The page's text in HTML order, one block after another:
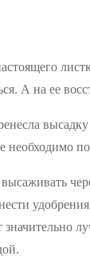
А на ее
необходимо
значительно